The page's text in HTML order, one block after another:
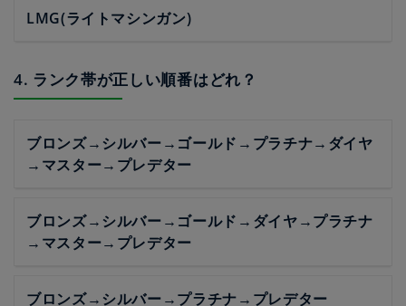
LMG(ライトマシンガン)
4. ランク帯が正しい順番はどれ？
ブロンズ→シルバー→ゴールド→プラチナ→ダイヤ
→マスター→プレデター
ブロンズ→シルバー→ゴールド→ダイヤ→プラチナ
→マスター→プレデター
ブロンズ→シルバー→プラチナ→プレデター